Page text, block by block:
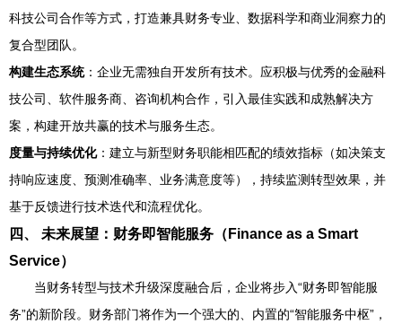
科技公司合作等方式，打造兼具财务专业、数据科学和商业洞察力的
复合型团队。
构建生态系统：企业无需独自开发所有技术。应积极与优秀的金融科
技公司、软件服务商、咨询机构合作，引入最佳实践和成熟解决方
案，构建开放共赢的技术与服务生态。
度量与持续优化：建立与新型财务职能相匹配的绩效指标（如决策支
持响应速度、预测准确率、业务满意度等），持续监测转型效果，并
基于反馈进行技术迭代和流程优化。
四、 未来展望：财务即智能服务（Finance as a Smart
Service）
当财务转型与技术升级深度融合后，企业将步入“财务即智能服
务”的新阶段。财务部门将作为一个强大的、内置的“智能服务中枢”，